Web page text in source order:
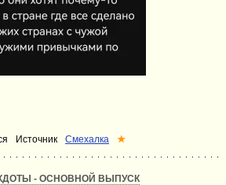
Источник Смехалка ★
- ОСНОВНОЙ ВЫПУСК